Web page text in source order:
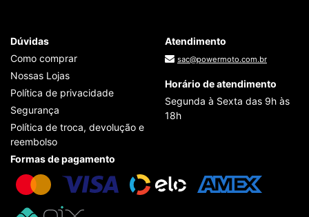
Dúvidas
Como comprar
Nossas Lojas
Política de privacidade
Segurança
Política de troca, devolução e
reembolso
Atendimento
sac@powermoto.com.br
Horário de atendimento
Segunda à Sexta das 9h às
18h
Formas de pagamento